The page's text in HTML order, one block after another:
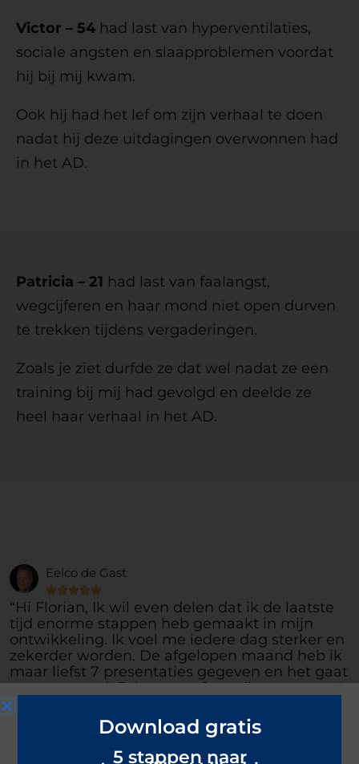
Victor – 54 had last van hyperventilaties,
sociale angsten en slaapproblemen voordat
hij bij mij kwam.
Ook hij had het lef om zijn verhaal te doen
nadat hij deze uitdagingen overwonnen had
in het AD.
Patricia – 21 had last van faalangst,
wegcijferen en haar mond niet open durven
te trekken tijdens vergaderingen.
Zoals je ziet durfde ze dat wel nadat ze een
training bij mij had gevolgd en deelde ze
heel haar verhaal in het AD.
Eelco de Gast

“Hi Florian, Ik wil even delen dat ik de laatste
tijd enorme stappen heb gemaakt in mijn
ontwikkeling. Ik voel me iedere dag sterker en
zekerder worden. De afgelopen maand heb ik
maar liefst 7 presentaties gegeven en het gaat
gewoon goed! Echt zo gaaf om dit te ervaren!!
Ik blijf rustig en mijn stem is krachtig.
Ook in verder contact met andere mensen blijf
ik in mijn kracht staan en kan ik ook echt
Download gratis
5 stappen naar